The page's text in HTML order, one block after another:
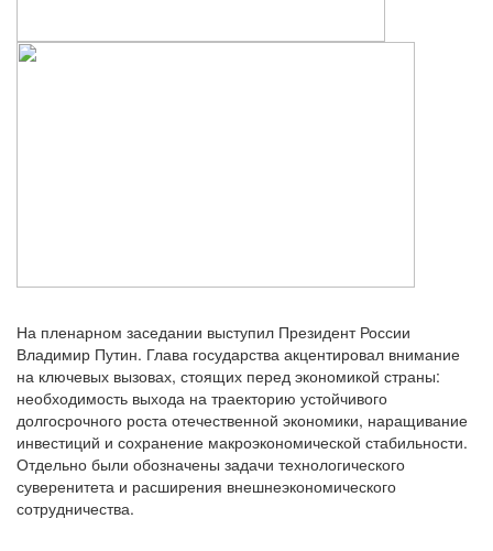
На пленарном заседании выступил Президент России
Владимир Путин. Глава государства акцентировал внимание
на ключевых вызовах, стоящих перед экономикой страны:
необходимость выхода на траекторию устойчивого
долгосрочного роста отечественной экономики, наращивание
инвестиций и сохранение макроэкономической стабильности.
Отдельно были обозначены задачи технологического
суверенитета и расширения внешнеэкономического
сотрудничества.